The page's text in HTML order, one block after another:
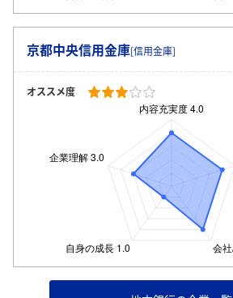
京都中央信用金庫[信用金庫]
オススメ度